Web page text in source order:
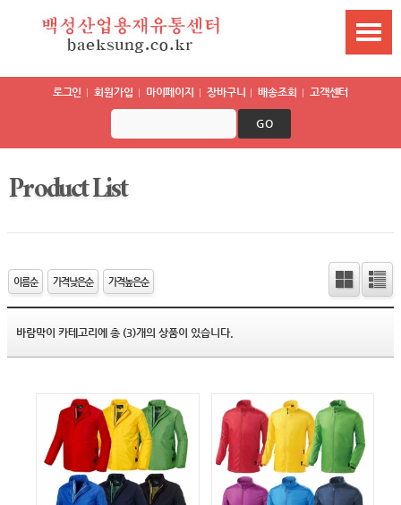
로그인 회원가입 마이페이지 장바구니 배송조회 고객센터
GO
Product List
이름순 가격낮은순 가격높은순
바람막이 카테고리에 총 (3)개의 상품이 있습니다.